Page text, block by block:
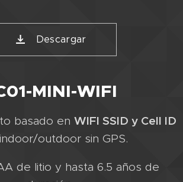
Descargar
MINI-WIFI
basado en WIFI SSID y Cell ID
outdoor sin GPS.
de litio y hasta 6.5 años de